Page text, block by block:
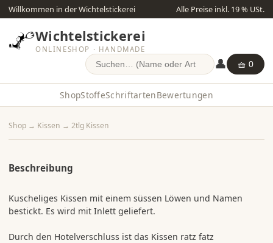
Willkommen in der Wichtelstickerei Alle Preise inkl. 19 % USt.
Wichtelstickerei
ONLINESHOP · HANDMADE
👤 🧺 0
ShopStoffeSchriftartenBewertungen
Shop → Kissen → 2tlg Kissen
Beschreibung
Kuscheliges Kissen mit einem süssen Löwen und Namen
bestickt. Es wird mit Inlett geliefert.
Durch den Hotelverschluss ist das Kissen ratz fatz